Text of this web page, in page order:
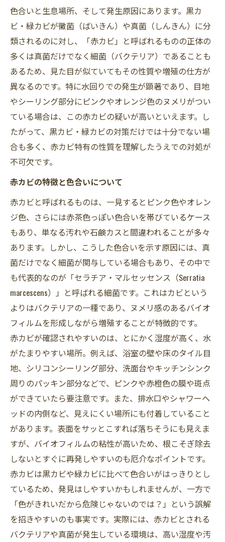
色合いと生息場所、そして発生原因にあります。黒カ
ビ・緑カビが黴菌（ばいきん）や真菌（しんきん）に分
類されるのに対し、「赤カビ」と呼ばれるものの正体の
多くは真菌だけでなく細菌（バクテリア）であることも
あるため、見た目が似ていてもその性質や増殖の仕方が
異なるのです。特に水回りでの発生が顕著であり、目地
やシーリング部分にピンクやオレンジ色のヌメリがつい
ている場合は、この赤カビの疑いが高いといえます。し
たがって、黒カビ・緑カビの対策だけでは十分でない場
合も多く、赤カビ特有の性質を理解したうえでの対処が
不可欠です。
赤カビの特徴と色合いについて
赤カビと呼ばれるものは、一見するとピンク色やオレン
ジ色、さらには赤茶色っぽい色合いを帯びているケース
もあり、単なる汚れや石鹸カスと間違われることが多々
あります。しかし、こうした色合いを示す原因には、真
菌だけでなく細菌が関与している場合もあり、その中で
も代表的なのが「セラチア・マルセッセンス（Serratia
marcescens）」と呼ばれる細菌です。これはカビという
よりはバクテリアの一種であり、ヌメリ感のあるバイオ
フィルムを形成しながら増殖することが特徴的です。
赤カビが確認されやすいのは、とにかく湿度が高く、水
がたまりやすい場所。例えば、浴室の壁や床のタイル目
地、シリコンシーリング部分、洗面台やキッチンシンク
周りのパッキン部分などで、ピンクや赤橙色の膜や斑点
ができていたら要注意です。また、排水口やシャワーヘ
ッドの内側など、見えにくい場所にも付着していること
があります。表面をサッとこすれば落ちそうにも見えま
すが、バイオフィルムの粘性が高いため、根こそぎ除去
しないとすぐに再発しやすいのも厄介なポイントです。
赤カビは黒カビや緑カビに比べて色合いがはっきりとし
ているため、発見はしやすいかもしれませんが、一方で
「色がきれいだから危険じゃないのでは？」という誤解
を招きやすいのも事実です。実際には、赤カビとされる
バクテリアや真菌が発生している環境は、高い湿度や汚